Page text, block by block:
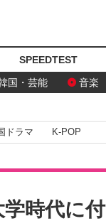
SPEEDTEST
国・芸能 音楽
ドラマ K-POP
時代に